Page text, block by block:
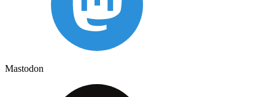
Mastodon